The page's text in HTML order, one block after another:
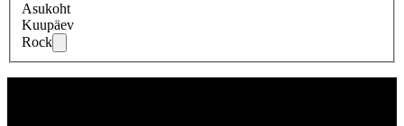
Asukoht
Kuupäev
Rock